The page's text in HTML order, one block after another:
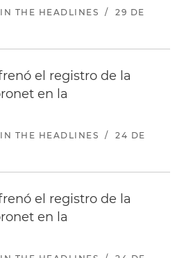
IN THE HEADLINES /
29 DE
el registro de la
en la
IN THE HEADLINES /
24 DE
el registro de la
en la